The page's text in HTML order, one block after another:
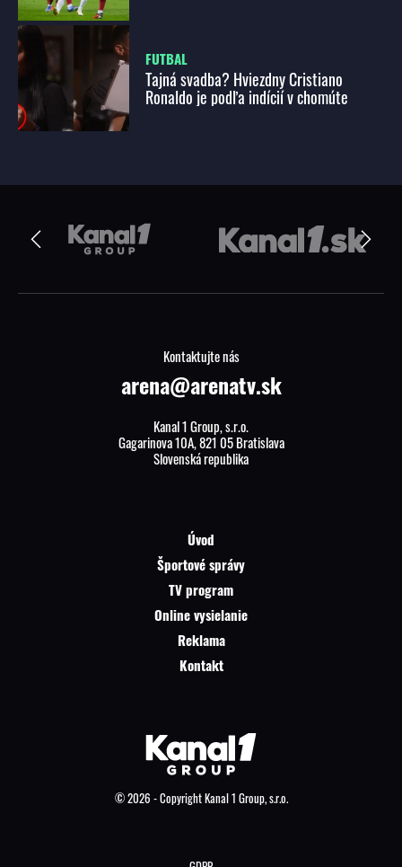
FUTBAL
Tajná svadba? Hviezdny Cristiano
Ronaldo je podľa indícií v chomúte
Kontaktujte nás
arena@arenatv.sk
Kanal 1 Group, s.r.o.
Gagarinova 10A, 821 05 Bratislava
Slovenská republika
Úvod
Športové správy
TV program
Online vysielanie
Reklama
Kontakt
© 2026 - Copyright Kanal 1 Group, s.r.o.